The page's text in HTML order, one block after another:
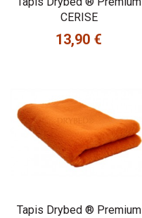
CERISE
Prix
13,90 €
Tapis Drybed ® Premium